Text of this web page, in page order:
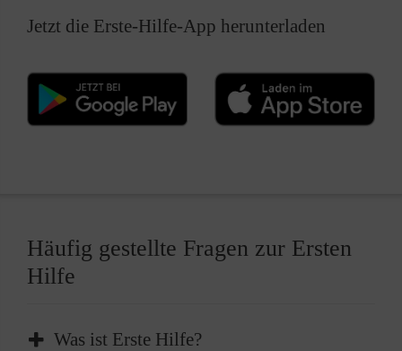
Jetzt die Erste-Hilfe-App herunterladen
Häufig gestellte Fragen zur Ersten
Hilfe
Was ist Erste Hilfe?